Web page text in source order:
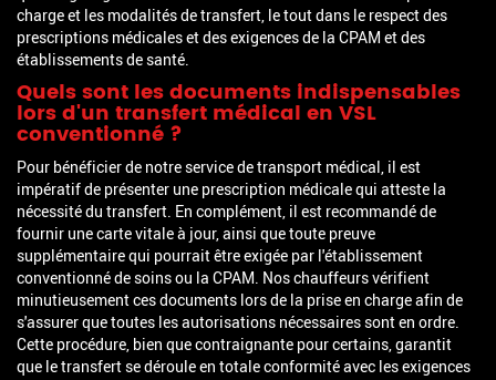
charge et les modalités de transfert, le tout dans le respect des
prescriptions médicales et des exigences de la CPAM et des
établissements de santé.
Quels sont les documents indispensables
lors d'un transfert médical en VSL
conventionné ?
Pour bénéficier de notre service de transport médical, il est
impératif de présenter une prescription médicale qui atteste la
nécessité du transfert. En complément, il est recommandé de
fournir une carte vitale à jour, ainsi que toute preuve
supplémentaire qui pourrait être exigée par l'établissement
conventionné de soins ou la CPAM. Nos chauffeurs vérifient
minutieusement ces documents lors de la prise en charge afin de
s'assurer que toutes les autorisations nécessaires sont en ordre.
Cette procédure, bien que contraignante pour certains, garantit
que le transfert se déroule en totale conformité avec les exigences